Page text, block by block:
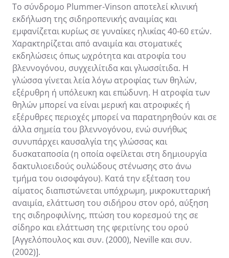
Το σύνδρομο Plummer-Vinson αποτελεί κλινική
εκδήλωση της σιδηροπενικής αναιμίας και
εμφανίζεται κυρίως σε γυναίκες ηλικίας 40-60 ετών.
Χαρακτηρίζεται από αναιμία και στοματικές
εκδηλώσεις όπως ωχρότητα και ατροφία του
βλεννογόνου, συγχειλίτιδα και γλωσσίτιδα. Η
γλώσσα γίνεται λεία λόγω ατροφίας των θηλών,
εξέρυθρη ή υπόλευκη και επώδυνη. Η ατροφία των
θηλών μπορεί να είναι μερική και ατροφικές ή
εξέρυθρες περιοχές μπορεί να παρατηρηθούν και σε
άλλα σημεία του βλεννογόνου, ενώ συνήθως
συνυπάρχει καυσαλγία της γλώσσας και
δυσκαταποσία (η οποία οφείλεται στη δημιουργία
δακτυλιοειδούς ουλώδους στένωσης στο άνω
τμήμα του οισοφάγου). Κατά την εξέταση του
αίματος διαπιστώνεται υπόχρωμη, μικροκυτταρική
αναιμία, ελάττωση του σιδήρου στον ορό, αύξηση
της σιδηροφιλίνης, πτώση του κορεσμού της σε
σίδηρο και ελάττωση της φεριτίνης του ορού
[Αγγελόπουλος και συν. (2000), Neville και συν.
(2002)].